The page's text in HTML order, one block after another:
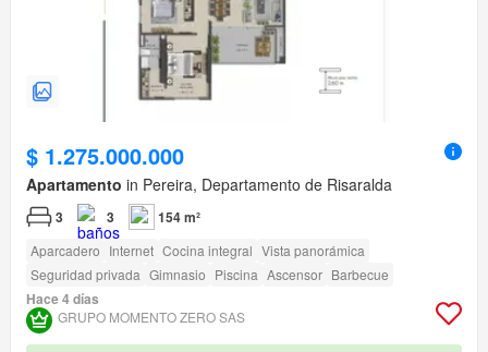
$ 1.275.000.000
Apartamento in Pereira, Departamento de Risaralda
3 3 154 m²
Aparcadero Internet Cocina integral Vista panorámica
Seguridad privada Gimnasio Piscina Ascensor Barbecue
Hace 4 días
GRUPO MOMENTO ZERO SAS